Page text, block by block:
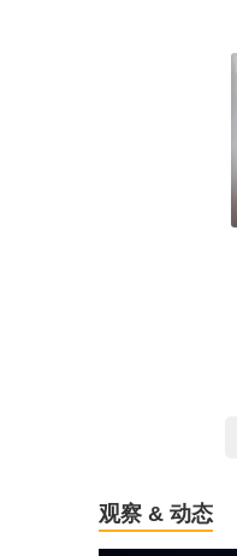
观察 & 动态